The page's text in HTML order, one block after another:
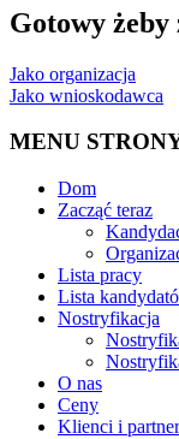
Gotowy żeby
Jako organizacja
Jako wnioskodawca
MENU
Dom
Zacząć teraz
Lista pracy
Lista
Nostryfikacja
O nas
Ceny
Klienci i